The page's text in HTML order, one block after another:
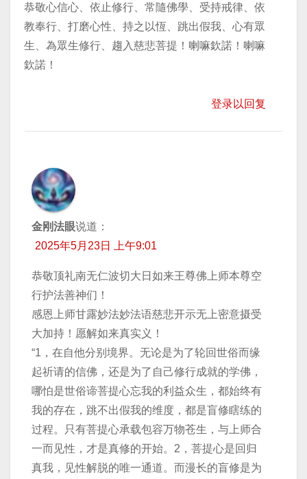
恭敬心信心、依止修行、常隨佛學、受持戒律、依
教奉行、打磨心性、持之以恆、跳出假我、心有眾
生、為眾生修行、趨入慈悲菩提！喇嘛欽諾！喇嘛
欽諾！
登录以回复
金刚法眼说道：
2025年5月23日 上午9:01
恭敬顶礼南无仁波切大日如来王尊佛上师本尊空
行护法善神们！
感恩上师甘露妙法妙法语慈悲开示无上密意摄受
大加持！愿解如来真实义！
“1，在自他分别境界。无论是为了轮回世俗而缘
起祈请的信佛，还是为了自己修行成就的学佛，
哪怕是世俗谛菩提心忘我的利益众生，都始终有
我的存在，跳不出假我的维度，都是盲修瞎练的
过程。只有菩提心承载包容万物苍生，与上师合
一而见性，才是真修的开始。2，菩提心是回归
真我，见性解脱的唯一通道。而漫长的盲修是为